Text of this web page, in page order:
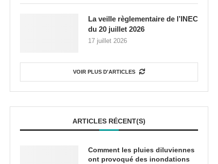
La veille règlementaire de l’INEC
du 20 juillet 2026
17 juillet 2026
VOIR PLUS D'ARTICLES
ARTICLES RÉCENT(S)
Comment les pluies diluviennes
ont provoqué des inondations